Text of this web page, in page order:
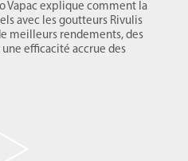
Vapac explique comment la
avec les goutteurs Rivulis
meilleurs rendements, des
efficacité accrue des